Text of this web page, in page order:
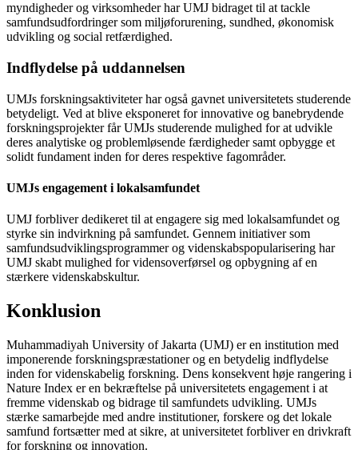
myndigheder og virksomheder har UMJ bidraget til at tackle
samfundsudfordringer som miljøforurening, sundhed, økonomisk
udvikling og social retfærdighed.
Indflydelse på uddannelsen
UMJs forskningsaktiviteter har også gavnet universitetets studerende
betydeligt. Ved at blive eksponeret for innovative og banebrydende
forskningsprojekter får UMJs studerende mulighed for at udvikle
deres analytiske og problemløsende færdigheder samt opbygge et
solidt fundament inden for deres respektive fagområder.
UMJs engagement i lokalsamfundet
UMJ forbliver dedikeret til at engagere sig med lokalsamfundet og
styrke sin indvirkning på samfundet. Gennem initiativer som
samfundsudviklingsprogrammer og videnskabspopularisering har
UMJ skabt mulighed for vidensoverførsel og opbygning af en
stærkere videnskabskultur.
Konklusion
Muhammadiyah University of Jakarta (UMJ) er en institution med
imponerende forskningspræstationer og en betydelig indflydelse
inden for videnskabelig forskning. Dens konsekvent høje rangering i
Nature Index er en bekræftelse på universitetets engagement i at
fremme videnskab og bidrage til samfundets udvikling. UMJs
stærke samarbejde med andre institutioner, forskere og det lokale
samfund fortsætter med at sikre, at universitetet forbliver en drivkraft
for forskning og innovation.